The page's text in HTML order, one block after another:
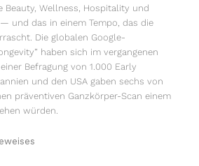
Beauty, Wellness, Hospitality und
und das in einem Tempo, das die
Die globalen Google-
haben sich im vergangenen
Befragung von 1.000 Early
und den USA gaben sechs von
präventiven Ganzkörper-Scan einem
würden.